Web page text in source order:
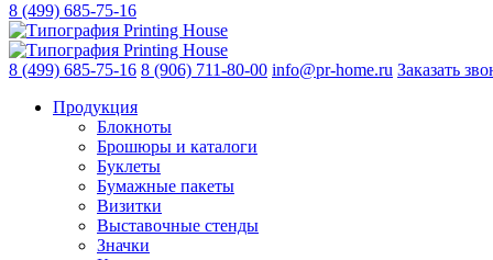
8 (499) 685-75-16
8 (499) 685-75-16 8 (906) 711-80-00 info@pr-home.ru Заказать
Продукция
Блокноты
Брошюры и каталоги
Буклеты
Бумажные пакеты
Визитки
Выставочные стенды
Значки